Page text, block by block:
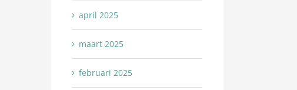
april 2025
maart 2025
februari 2025